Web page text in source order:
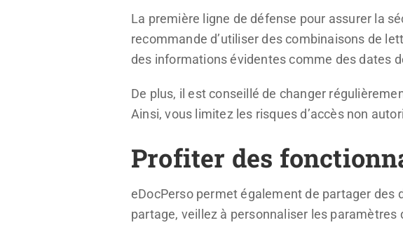
La première ligne de défense pour assurer la
recommande d’utiliser des combinaisons de
des informations évidentes comme des dates
De plus, il est conseillé de changer
Ainsi, vous limitez les risques d’accès non
Profiter des
eDocPerso permet également de partager des
partage, veillez à personnaliser les